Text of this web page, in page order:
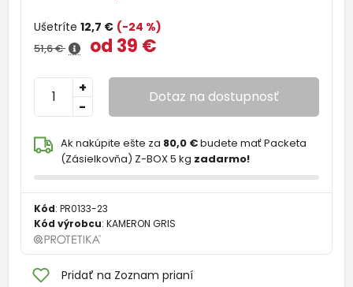
Ušetríte 12,7 € (-24 %)
51,6 € od 39 €
-
+ Dotaz na dostupnosť
Ak nakúpite ešte za 80,0 €budete mať Packeta
(Zásielkovňa) Z-BOX 5 kg zadarmo!
Kód: PR0133-23
Kód výrobcu: KAMERON GRIS
Pridať na Zoznam prianí